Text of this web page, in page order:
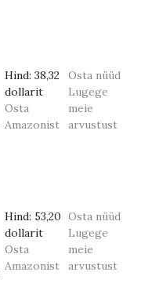
Hind: 38,32
dollarit
Osta
Amazonist
Osta nüüd
Lugege
meie
arvustust
Hind: 53,20
dollarit
Osta
Amazonist
Osta nüüd
Lugege
meie
arvustust